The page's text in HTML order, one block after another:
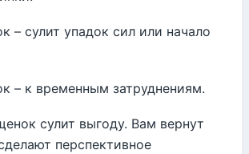
– сулит упадок сил или начало
– к временным затруднениям.
сулит выгоду. Вам вернут
перспективное